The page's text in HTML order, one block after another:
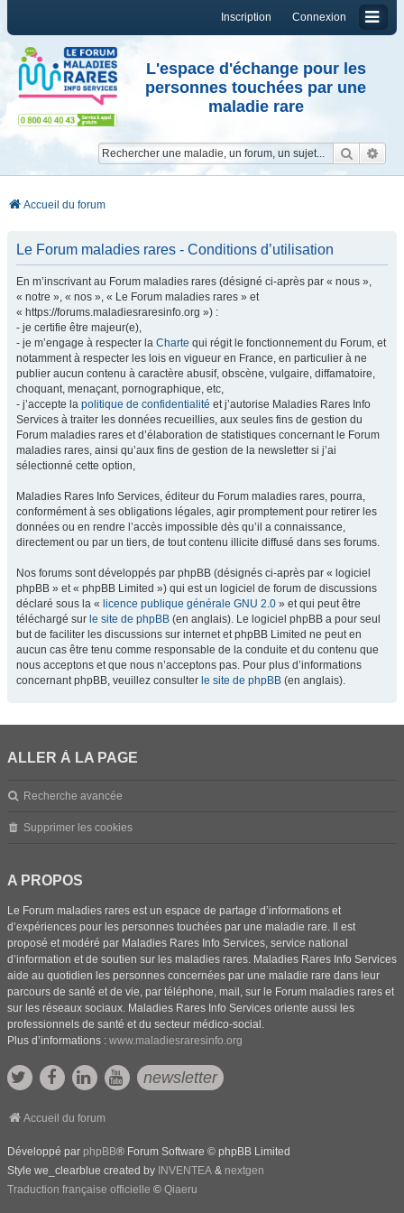
Connexion
Inscription
L'espace d'échange pour les
personnes touchées par une
maladie rare
Accueil du forum
Le Forum maladies rares - Conditions d’utilisation
En m’inscrivant au Forum maladies rares (désigné ci-après par « nous »,
« notre », « nos », « Le Forum maladies rares » et
« https://forums.maladiesraresinfo.org ») :
- je certifie être majeur(e),
- je m’engage à respecter la Charte qui régit le fonctionnement du Forum, et
notamment à respecter les lois en vigueur en France, en particulier à ne
publier aucun contenu à caractère abusif, obscène, vulgaire, diffamatoire,
choquant, menaçant, pornographique, etc,
- j’accepte la politique de confidentialité et j’autorise Maladies Rares Info
Services à traiter les données recueillies, aux seules fins de gestion du
Forum maladies rares et d’élaboration de statistiques concernant le Forum
maladies rares, ainsi qu’aux fins de gestion de la newsletter si j’ai
sélectionné cette option,
Maladies Rares Info Services, éditeur du Forum maladies rares, pourra,
conformément à ses obligations légales, agir promptement pour retirer les
données ou en rendre l’accès impossible dès qu’il a connaissance,
directement ou par un tiers, de tout contenu illicite diffusé dans ses forums.
Nos forums sont développés par phpBB (désignés ci-après par « logiciel
phpBB » et « phpBB Limited ») qui est un logiciel de forum de discussions
déclaré sous la « licence publique générale GNU 2.0 » et qui peut être
téléchargé sur le site de phpBB (en anglais). Le logiciel phpBB a pour seul
but de faciliter les discussions sur internet et phpBB Limited ne peut en
aucun cas être tenu comme responsable de la conduite et du contenu que
nous acceptons et que nous n’acceptons pas. Pour plus d’informations
concernant phpBB, veuillez consulter le site de phpBB (en anglais).
ALLER À LA PAGE
Recherche avancée
Supprimer les cookies
A PROPOS
Le Forum maladies rares est un espace de partage d’informations et
d’expériences pour les personnes touchées par une maladie rare. Il est
proposé et modéré par Maladies Rares Info Services, service national
d’information et de soutien sur les maladies rares. Maladies Rares Info Services
aide au quotidien les personnes concernées par une maladie rare dans leur
parcours de santé et de vie, par téléphone, mail, sur le Forum maladies rares et
sur les réseaux sociaux. Maladies Rares Info Services oriente aussi les
professionnels de santé et du secteur médico-social.
Plus d’informations : www.maladiesraresinfo.org
newsletter
Accueil du forum
Développé par phpBB® Forum Software © phpBB Limited
Style we_clearblue created by INVENTEA & nextgen
Traduction française officielle © Qiaeru